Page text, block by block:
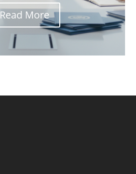
Read More